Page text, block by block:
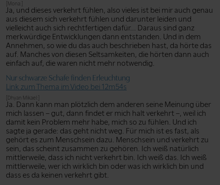
[Mona:]
Ja, und dieses verkehrt fühlen, also vieles ist bei mir auch genau
aus diesem sich verkehrt fühlen und darunter leiden und
vielleicht auch sich rechtfertigen dafür... Daraus sind ganz
merkwürdige Entwicklungen dann entstanden. Und in dem
Annehmen, so wie du das auch beschrieben hast, da hörte das
auf. Manches von diesen Seltsamkeiten, die hörten dann auch
einfach auf, die waren nicht mehr notwendig.
Nur schwarze Schafe finden Erleuchtung
Link zum Thema im Video bei 12m54s
[Dhyan Mikael:]
Ja. Dann kann man plötzlich dem anderen seine Meinung über
mich lassen – gut, dann findet er mich halt verkehrt –, weil ich
damit kein Problem mehr habe, mich so zu fühlen. Und ich
sagte ja gerade: das geht nicht weg. Für mich ist es fast, als
gehört es zum Menschsein dazu. Menschsein und verkehrt zu
sein, das scheint zusammen zu gehören. Ich weiß natürlich
mittlerweile, dass ich nicht verkehrt bin. Ich weiß das. Ich weiß
mittlerweile, wer ich wirklich bin oder was ich wirklich bin und
dass es da keinen verkehrt gibt.